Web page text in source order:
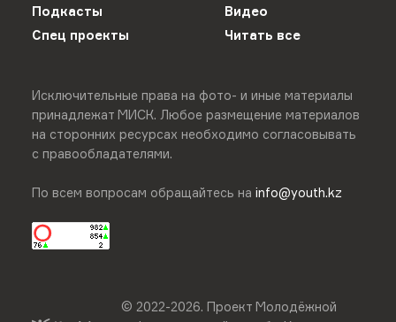
Подкасты
Видео
Спец проекты
Читать все
Исключительные права на фото- и иные материалы
принадлежат МИСК. Любое размещение материалов
на сторонних ресурсах необходимо согласовывать
с правообладателями.
По всем вопросам обращайтесь на info@youth.kz
© 2022-2026.Проект Молодёжной